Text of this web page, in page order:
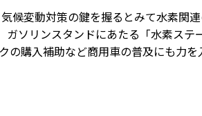
候変動対策の鍵を握るとみて水素関
ガソリンスタンドにあたる「水素ス
の購入補助など商用車の普及にも力